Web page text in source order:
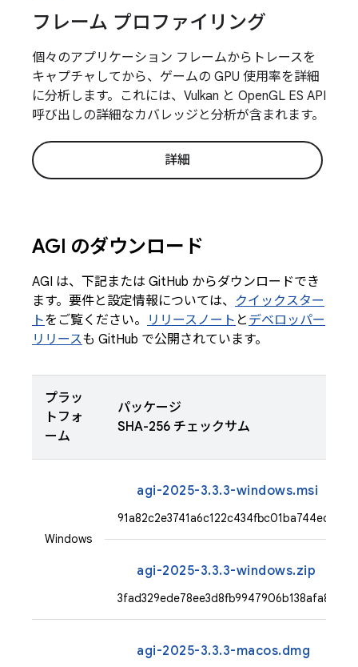
フレーム プロファイリング
個々のアプリケーション フレームからトレースを
キャプチャしてから、ゲームの GPU 使用率を詳細
に分析します。これには、Vulkan と OpenGL ES API
呼び出しの詳細なカバレッジと分析が含まれます。
詳細
AGI のダウンロード
AGI は、下記または GitHub からダウンロードでき
ます。要件と設定情報については、 クイックスター
トをご覧ください。 リリースノート と デベロッパー
リリースも GitHub で公開されています。
プラッ
トフォ
ーム
パッケージ
SHA-256 チェックサム
Windows
agi-2025-3.3.3-windows.msi
agi-2025-3.3.3-windows.zip
agi-2025-3.3.3-macos.dmg